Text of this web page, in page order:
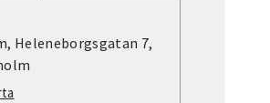
Heleneborgsgatan 7,